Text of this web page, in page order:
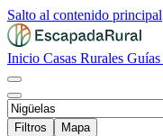
Salto al contenido principal
Inicio Casas Rurales Guías
Filtros
Mapa